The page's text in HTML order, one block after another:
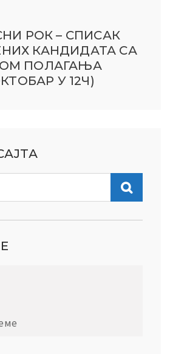
РОК – СПИСАК
КАНДИДАТА СА
ПОЛАГАЊА
У 12Ч)